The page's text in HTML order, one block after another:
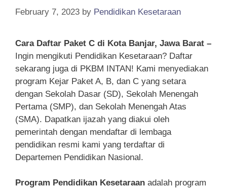
February 7, 2023 by Pendidikan Kesetaraan
Cara Daftar Paket C di Kota Banjar, Jawa Barat –
Ingin mengikuti Pendidikan Kesetaraan? Daftar
sekarang juga di PKBM INTAN! Kami menyediakan
program Kejar Paket A, B, dan C yang setara
dengan Sekolah Dasar (SD), Sekolah Menengah
Pertama (SMP), dan Sekolah Menengah Atas
(SMA). Dapatkan ijazah yang diakui oleh
pemerintah dengan mendaftar di lembaga
pendidikan resmi kami yang terdaftar di
Departemen Pendidikan Nasional.
Program Pendidikan Kesetaraan adalah program